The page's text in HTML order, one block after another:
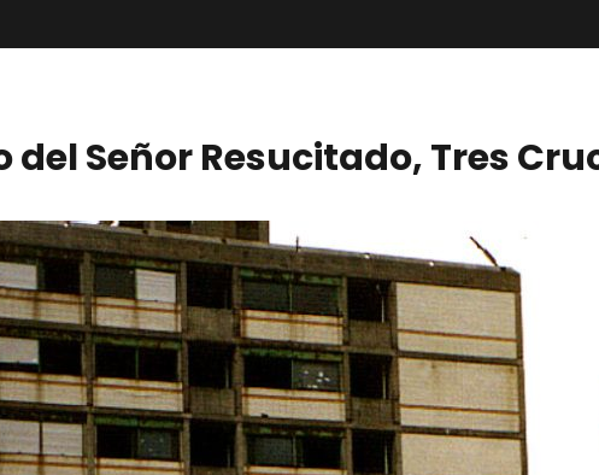
del Señor Resucitado, Tres